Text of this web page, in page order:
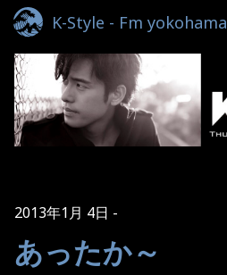
K-Style - Fm yokohama
2013年1月 4日
あったか～